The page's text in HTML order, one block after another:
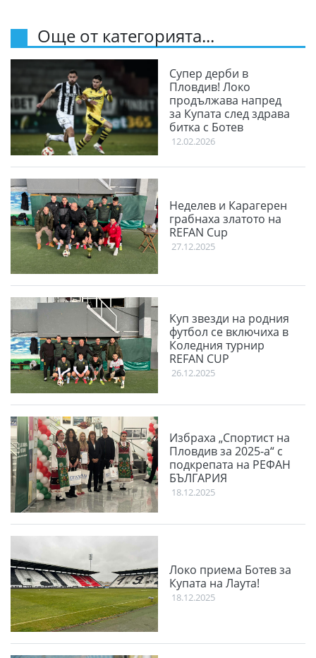
Още от категорията...
Супер дерби в
Пловдив! Локо
продължава напред
за Купата след здрава
битка с Ботев
12.02.2026
Неделев и Карагерен
грабнаха златото на
REFAN Cup
27.12.2025
Куп звезди на родния
футбол се включиха в
Коледния турнир
REFAN CUP
26.12.2025
Избраха „Спортист на
Пловдив за 2025-а“ с
подкрепата на РЕФАН
БЪЛГАРИЯ
18.12.2025
Локо приема Ботев за
Купата на Лаута!
18.12.2025